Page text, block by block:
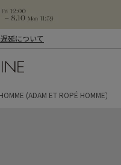
延について
(ADAM ET ROPÉ HOMME)